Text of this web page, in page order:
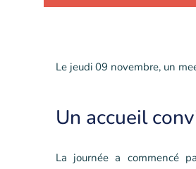
Le jeudi 09 novembre, un
Un accueil
La journée a commencé